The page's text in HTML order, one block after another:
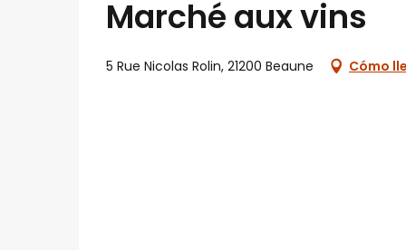
Marché aux vins
5 Rue Nicolas Rolin, 21200 Beaune Cómo